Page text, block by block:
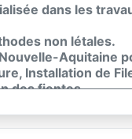
dans les
non létales.
Aquitaine
Installation de
des fientes.